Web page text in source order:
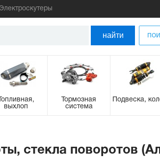
Электроскутеры
найти
выхлоп
Тормозная
система
Подвеска,
стекла поворотов